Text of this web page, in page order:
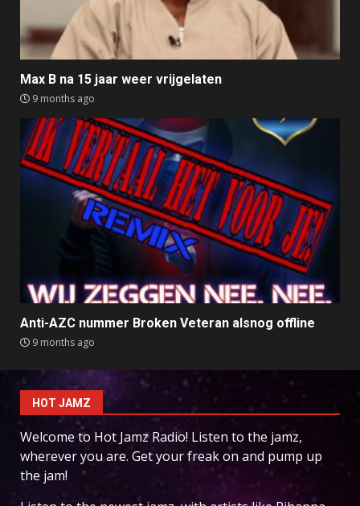
Max B na 15 jaar weer vrijgelaten
9 months ago
Anti-AZC nummer Broken Veteran alsnog offline
9 months ago
HOT JAMZ
Welcome to Hot Jamz Radio! Listen to the jamz,
wherever you are. Get your freak on and pump up
the jam!